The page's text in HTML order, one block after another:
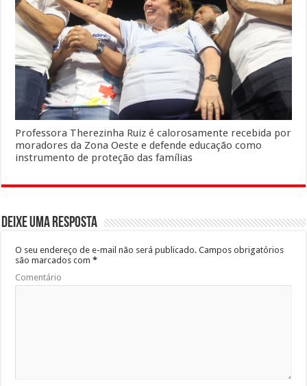
Professora Therezinha Ruiz é calorosamente recebida por
moradores da Zona Oeste e defende educação como
instrumento de proteção das famílias
Deixe uma resposta
O seu endereço de e-mail não será publicado. Campos obrigatórios
são marcados com*
Comentário